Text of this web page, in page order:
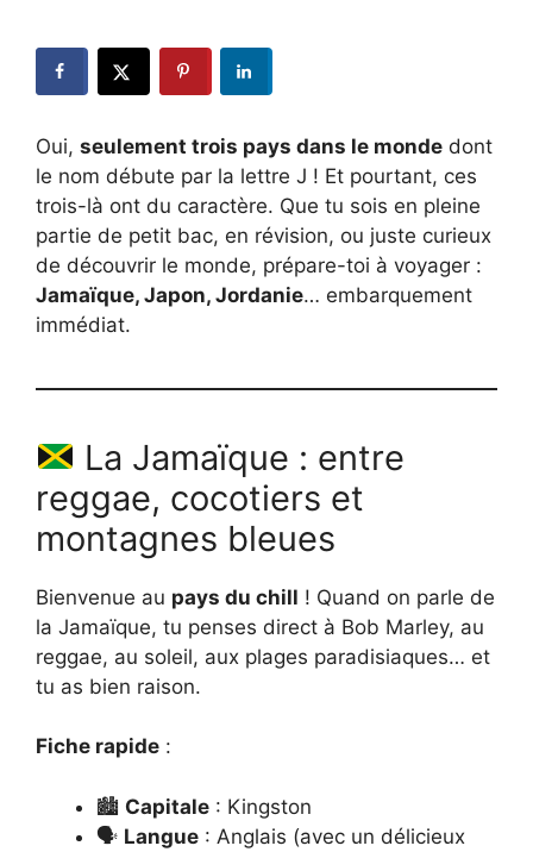
Oui, seulement trois pays dans le monde dont
le nom débute par la lettre J ! Et pourtant, ces
trois-là ont du caractère. Que tu sois en pleine
partie de petit bac, en révision, ou juste curieux
de découvrir le monde, prépare-toi à voyager :
Jamaïque, Japon, Jordanie… embarquement
immédiat.
La Jamaïque : entre
reggae, cocotiers et
montagnes bleues
Bienvenue au pays du chill ! Quand on parle de
la Jamaïque, tu penses direct à Bob Marley, au
reggae, au soleil, aux plages paradisiaques… et
tu as bien raison.
Fiche rapide :
🏙 Capitale : Kingston
🗣 Langue : Anglais (avec un délicieux